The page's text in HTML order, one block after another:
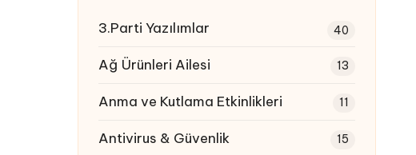
3.Parti Yazılımlar 40
Ağ Ürünleri Ailesi 13
Anma ve Kutlama Etkinlikleri 11
Antivirus & Güvenlik 15